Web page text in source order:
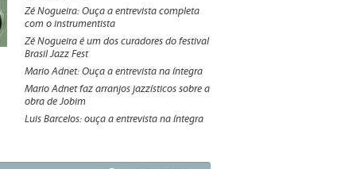
Zé Nogueira: Ouça a entrevista completa
com o instrumentista
Zé Nogueira é um dos curadores do festival
Brasil Jazz Fest
Mario Adnet: Ouça a entrevista na íntegra
Mario Adnet faz arranjos jazzísticos sobre a
obra de Jobim
Luis Barcelos: ouça a entrevista na íntegra